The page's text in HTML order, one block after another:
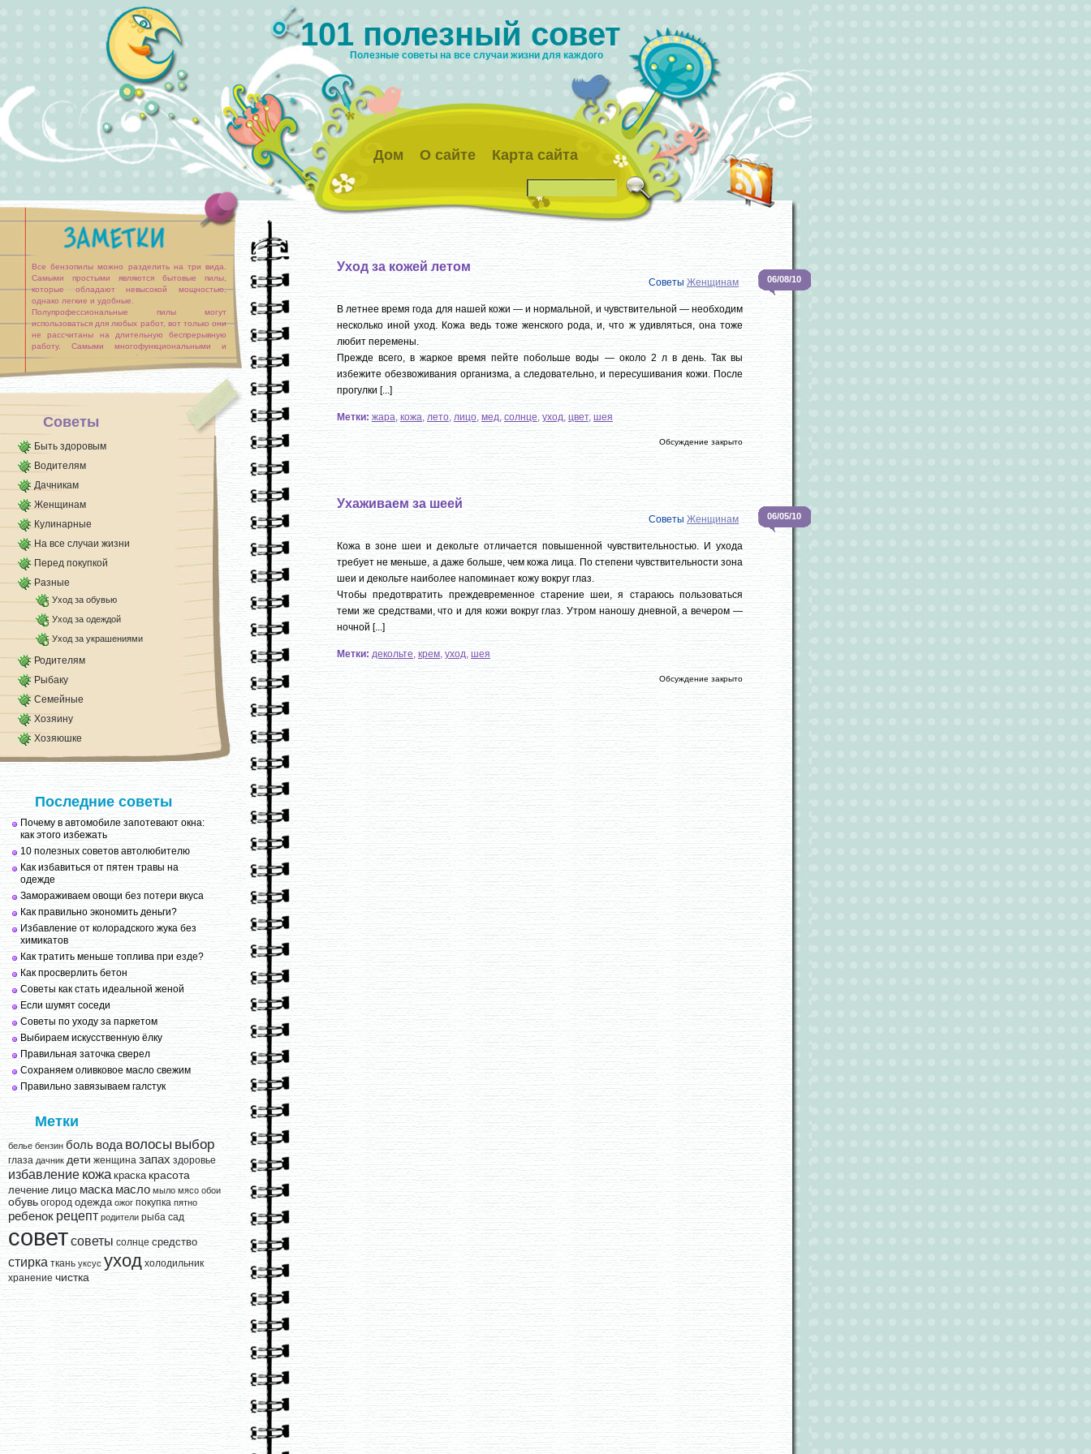
101 полезный совет
Полезные советы на все случаи жизни для каждого
Дом О сайте Карта сайта
Все бензопилы можно разделить на три вида.
Самыми простыми являются бытовые пилы,
которые обладают невысокой мощностью,
однако легкие и удобные.
Полупрофессиональные пилы могут
использоваться для любых работ, вот только они
не рассчитаны на длительную беспрерывную
работу. Самыми многофункциональными и
мощными являются профессиональные пилы.
Они прочные и износостойкие, рассчитаны на
Чтобы исчерпать максимальный ресурс [...]
Советы
Быть здоровым
Водителям
Дачникам
Женщинам
Кулинарные
На все случаи жизни
Перед покупкой
Разные
Уход за обувью
Уход за одеждой
Уход за украшениями
Родителям
Рыбаку
Семейные
Хозяину
Хозяюшке
Последние советы
Почему в автомобиле запотевают окна:
как этого избежать
10 полезных советов автолюбителю
Как избавиться от пятен травы на
одежде
Замораживаем овощи без потери вкуса
Как правильно экономить деньги?
Избавление от колорадского жука без
химикатов
Как тратить меньше топлива при езде?
Как просверлить бетон
Советы как стать идеальной женой
Если шумят соседи
Советы по уходу за паркетом
Выбираем искусственную ёлку
Правильная заточка сверел
Сохраняем оливковое масло свежим
Правильно завязываем галстук
Метки
белье бензин боль вода волосы выбор
глаза дачник дети женщина запах здоровье
избавление кожа краска красота
лечение лицо маска масло мыло мясо обои
обувь огород одежда ожог покупка пятно
ребенок рецепт родители рыба сад
советсоветы солнце средство
стирка ткань уксус уход холодильник
хранение чистка
Уход за кожей летом
Советы Женщинам 06/08/10
В летнее время года для нашей кожи — и нормальной, и чувствительной — необходим
несколько иной уход. Кожа ведь тоже женского рода, и, что ж удивляться, она тоже
любит перемены.
Прежде всего, в жаркое время пейте побольше воды — около 2 л в день. Так вы
избежите обезвоживания организма, а следовательно, и пересушивания кожи. После
прогулки [...]
Метки: жара, кожа, лето, лицо, мед, солнце, уход, цвет, шея
Обсуждение закрыто
Ухаживаем за шеей
Советы Женщинам 06/05/10
Кожа в зоне шеи и декольте отличается повышенной чувствительностью. И ухода
требует не меньше, а даже больше, чем кожа лица. По степени чувствительности зона
шеи и декольте наиболее напоминает кожу вокруг глаз.
Чтобы предотвратить преждевременное старение шеи, я стараюсь пользоваться
теми же средствами, что и для кожи вокруг глаз. Утром наношу дневной, а вечером —
ночной [...]
Метки: декольте, крем, уход, шея
Обсуждение закрыто